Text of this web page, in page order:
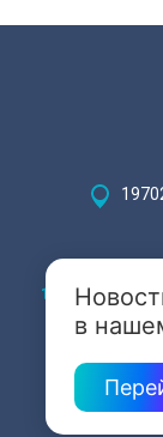
в
Внимание!
сайте,